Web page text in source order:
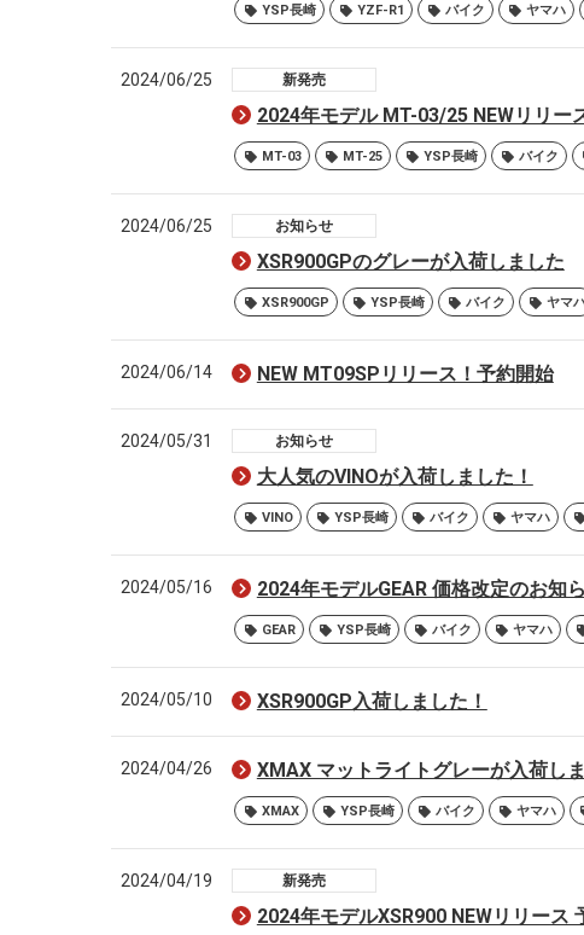
YSP長崎 YZF-R1 バイク ヤマハ
2024/06/25 新発売
2024年モデル MT-03/25 NEWリリー
MT-03 MT-25 YSP長崎 バイク
2024/06/25 お知らせ
XSR900GPのグレーが入荷しました
XSR900GP YSP長崎 バイク ヤマ
2024/06/14 NEW MT09SPリリース！予約開始
2024/05/31 お知らせ
大人気のVINOが入荷しました！
VINO YSP長崎 バイク ヤマハ
2024/05/16 2024年モデルGEAR 価格改定のお知
GEAR YSP長崎 バイク ヤマハ
2024/05/10 XSR900GP入荷しました！
2024/04/26 XMAX マットライトグレーが入荷し
XMAX YSP長崎 バイク ヤマハ
2024/04/19 新発売
2024年モデルXSR900 NEWリリース